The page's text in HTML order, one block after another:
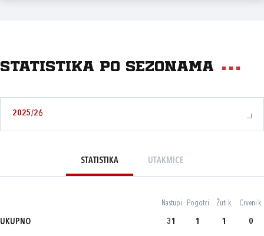
Statistika po sezonama
2025/26
STATISTIKA UTAKMICE
Nastupi Pogotci Žuti k. Crveni k.
UKUPNO 31 1 1 0